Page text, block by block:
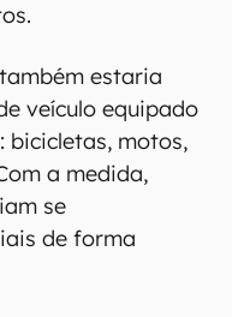
estaria
veículo equipado
bicicletas, motos,
a medida,
se
de forma